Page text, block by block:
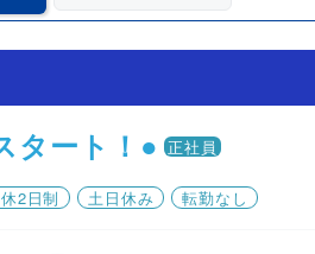
タート！● 正社員
2日制 土日休み 転勤なし